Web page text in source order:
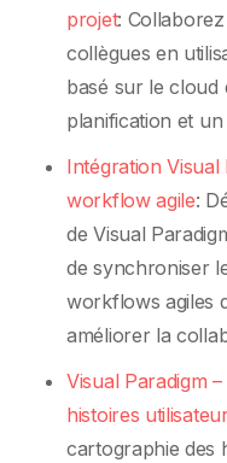
projet:
collègues en
basé sur le cloud
planification et
Intégration Visual
workflow agile:
de Visual
de synchroniser
workflows agiles
améliorer la
Visual Paradigm
histoires
cartographie des